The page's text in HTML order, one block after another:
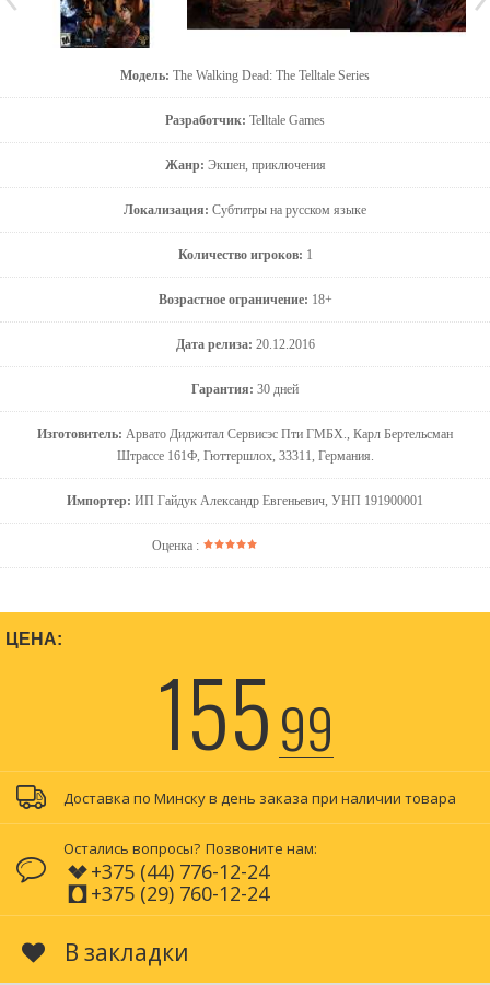
Модель: The Walking Dead: The Telltale Series
Разработчик: Telltale Games
Жанр: Экшен, приключения
Локализация: Субтитры на русском языке
Количество игроков: 1
Возрастное ограничение: 18+
Дата релиза: 20.12.2016
Гарантия: 30 дней
Изготовитель: Арвато Диджитал Сервисэс Пти ГМБХ., Карл Бертельсман
Штрассе 161Ф, Гюттершлох, 33311, Германия.
Импортер: ИП Гайдук Александр Евгеньевич, УНП 191900001
Оценка :
ЦЕНА:
15599
Доставка по Минску в день заказа при наличии товара
Остались вопросы? Позвоните нам:
+375 (44) 776-12-24
+375 (29) 760-12-24
В закладки